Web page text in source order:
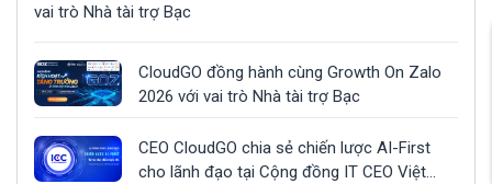
vai trò Nhà tài trợ Bạc
CloudGO đồng hành cùng Growth On Zalo
2026 với vai trò Nhà tài trợ Bạc
CEO CloudGO chia sẻ chiến lược AI-First
cho lãnh đạo tại Cộng đồng IT CEO Việt